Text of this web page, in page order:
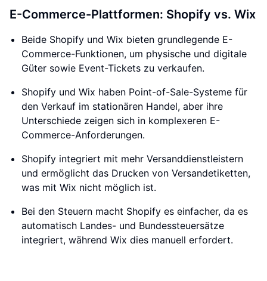
E-Commerce-Plattformen: Shopify vs. Wix
Beide Shopify und Wix bieten grundlegende E-
Commerce-Funktionen, um physische und digitale
Güter sowie Event-Tickets zu verkaufen.
Shopify und Wix haben Point-of-Sale-Systeme für
den Verkauf im stationären Handel, aber ihre
Unterschiede zeigen sich in komplexeren E-
Commerce-Anforderungen.
Shopify integriert mit mehr Versanddienstleistern
und ermöglicht das Drucken von Versandetiketten,
was mit Wix nicht möglich ist.
Bei den Steuern macht Shopify es einfacher, da es
automatisch Landes- und Bundessteuersätze
integriert, während Wix dies manuell erfordert.